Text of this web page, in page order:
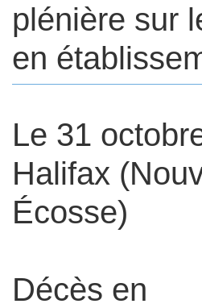
plénière sur
en
Body
Le 31
Halifax
Écosse)
Décès en